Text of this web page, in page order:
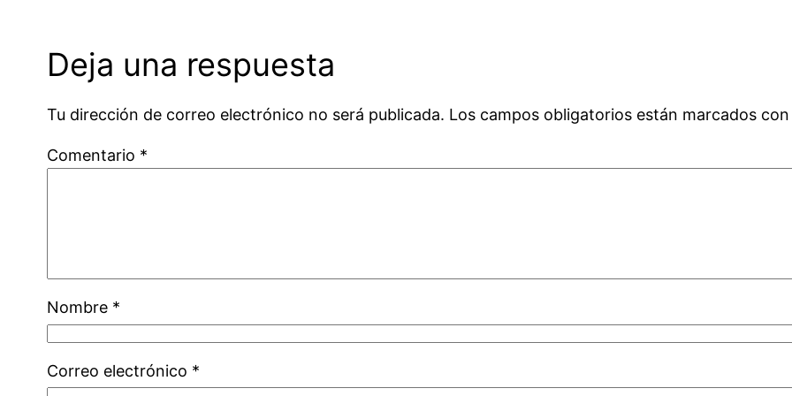
Deja una respuesta
Tu dirección de correo electrónico no será publicada. Los campos obligatorios están marcados
Comentario *
Nombre *
Correo electrónico *